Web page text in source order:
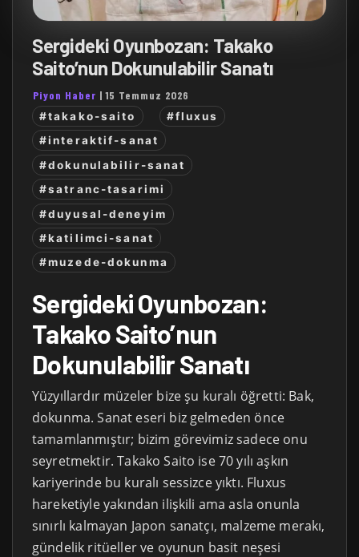
Sergideki Oyunbozan: Takako
Saito’nun Dokunulabilir Sanatı
Piyon Haber |15 Temmuz 2026
#takako-saito
#fluxus
#interaktif-sanat
#dokunulabilir-sanat
#satranc-tasarimi
#duyusal-deneyim
#katilimci-sanat
#muzede-dokunma
Sergideki Oyunbozan:
Takako Saito’nun
Dokunulabilir Sanatı
Yüzyıllardır müzeler bize şu kuralı öğretti: Bak,
dokunma. Sanat eseri biz gelmeden önce
tamamlanmıştır; bizim görevimiz sadece onu
seyretmektir. Takako Saito ise 70 yılı aşkın
kariyerinde bu kuralı sessizce yıktı. Fluxus
hareketiyle yakından ilişkili ama asla onunla
sınırlı kalmayan Japon sanatçı, malzeme merakı,
gündelik ritüeller ve oyunun basit neşesi